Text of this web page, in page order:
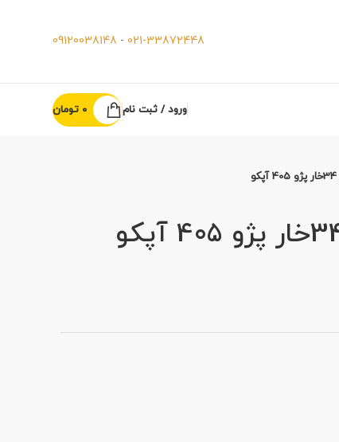
021-33872448
-
09120038148
ورود / ثبت نام 0 تومان